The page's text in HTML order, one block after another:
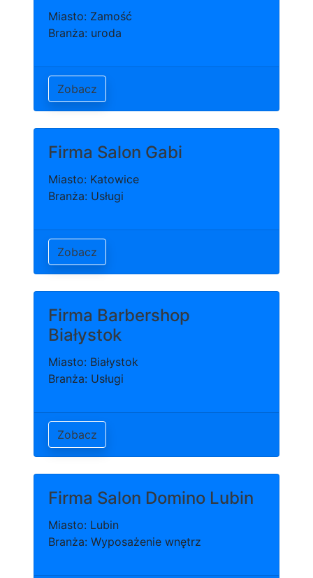
Miasto: Zamość
Branża: uroda
Zobacz
Firma Salon Gabi
Miasto: Katowice
Branża: Usługi
Zobacz
Firma Barbershop
Białystok
Miasto: Białystok
Branża: Usługi
Zobacz
Firma Salon Domino Lubin
Miasto: Lubin
Branża: Wyposażenie wnętrz